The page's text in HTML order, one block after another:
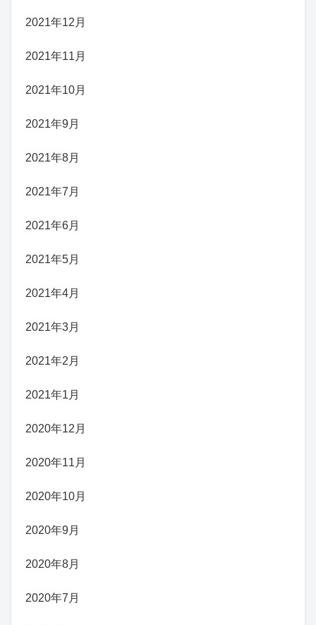
2021年12月
2021年11月
2021年10月
2021年9月
2021年8月
2021年7月
2021年6月
2021年5月
2021年4月
2021年3月
2021年2月
2021年1月
2020年12月
2020年11月
2020年10月
2020年9月
2020年8月
2020年7月